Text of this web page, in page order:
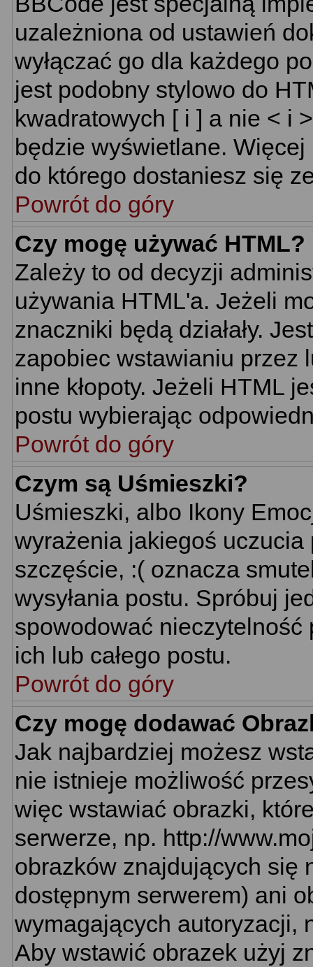
uzależniona od ustawień
wyłączać go dla każdego
jest podobny stylowo do
kwadratowych [ i ] a nie < i
będzie wyświetlane.
do którego dostaniesz się
Powrót do góry
Czy mogę używać HTML?
Zależy to od decyzji
używania HTML'a. Jeżeli
znaczniki będą działały.
zapobiec wstawianiu przez
inne kłopoty. Jeżeli HTML
postu wybierając
Powrót do góry
Czym są Uśmieszki?
Uśmieszki, albo Ikony
wyrażenia jakiegoś
szczęście, :( oznacza
wysyłania postu. Spróbuj
spowodować
ich lub całego postu.
Powrót do góry
Czy mogę dodawać
Jak najbardziej możesz
nie istnieje możliwość
więc wstawiać obrazki,
serwerze, np. http://
obrazków znajdujących się
dostępnym serwerem) ani
wymagających autoryzacji,
Aby wstawić obrazek użyj